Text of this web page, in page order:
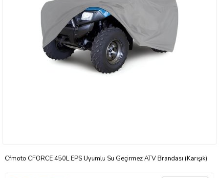
Cfmoto CFORCE 450L EPS Uyumlu Su Geçirmez ATV Brandası (Karışık)